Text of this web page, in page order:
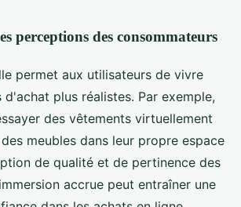
perceptions des consommateurs
permet aux utilisateurs de vivre
d'achat plus réalistes. Par exemple,
des vêtements virtuellement
meubles dans leur propre espace
de qualité et de pertinence des
accrue peut entraîner une